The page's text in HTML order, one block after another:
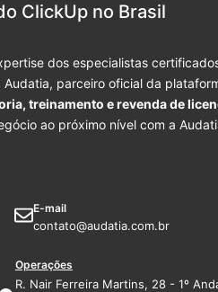
ClickUp no Brasil
dos especialistas
parceiro oficial da
treinamento e revenda de
ao próximo nível com a
E-mail
contato@audatia.com.br
Operações
R. Nair Ferreira Martins, 28 - 1º